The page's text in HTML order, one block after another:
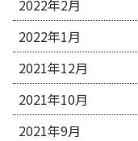
2022年2月
2022年1月
2021年12月
2021年10月
2021年9月